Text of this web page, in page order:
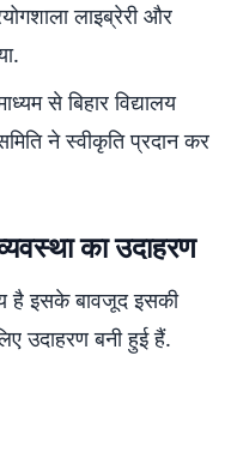
लाइब्रेरी और
से बिहार विद्यालय
ने स्वीकृति प्रदान कर
का उदाहरण
है इसके बावजूद इसकी
उदाहरण बनी हुई हैं.